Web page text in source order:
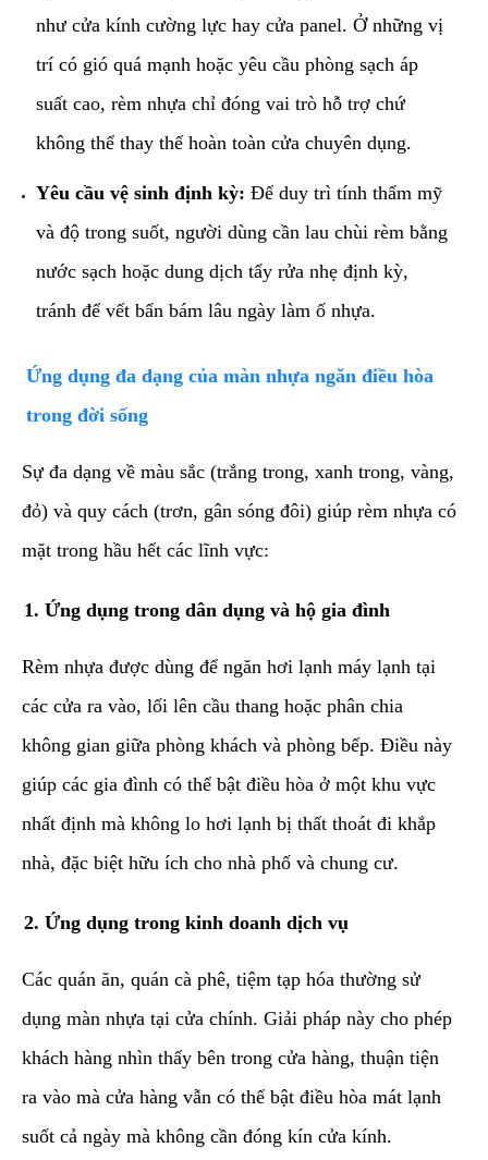
như cửa kính cường lực hay cửa panel. Ở những vị
trí có gió quá mạnh hoặc yêu cầu phòng sạch áp
suất cao, rèm nhựa chỉ đóng vai trò hỗ trợ chứ
không thể thay thế hoàn toàn cửa chuyên dụng.
Yêu cầu vệ sinh định kỳ: Để duy trì tính thẩm mỹ
và độ trong suốt, người dùng cần lau chùi rèm bằng
nước sạch hoặc dung dịch tẩy rửa nhẹ định kỳ,
tránh để vết bẩn bám lâu ngày làm ố nhựa.
​Ứng dụng đa dạng của màn nhựa ngăn điều hòa
trong đời sống
​Sự đa dạng về màu sắc (trắng trong, xanh trong, vàng,
đỏ) và quy cách (trơn, gân sóng đôi) giúp rèm nhựa có
mặt trong hầu hết các lĩnh vực:
​1. Ứng dụng trong dân dụng và hộ gia đình
​Rèm nhựa được dùng để ngăn hơi lạnh máy lạnh tại
các cửa ra vào, lối lên cầu thang hoặc phân chia
không gian giữa phòng khách và phòng bếp. Điều này
giúp các gia đình có thể bật điều hòa ở một khu vực
nhất định mà không lo hơi lạnh bị thất thoát đi khắp
nhà, đặc biệt hữu ích cho nhà phố và chung cư.
​2. Ứng dụng trong kinh doanh dịch vụ
​Các quán ăn, quán cà phê, tiệm tạp hóa thường sử
dụng màn nhựa tại cửa chính. Giải pháp này cho phép
khách hàng nhìn thấy bên trong cửa hàng, thuận tiện
ra vào mà cửa hàng vẫn có thể bật điều hòa mát lạnh
suốt cả ngày mà không cần đóng kín cửa kính.